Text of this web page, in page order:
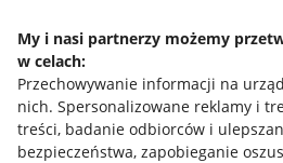
My i nasi partnerzy możemy
w celach:
Przechowywanie informacji na
nich. Spersonalizowane reklamy i
treści, badanie odbiorców i
bezpieczeństwa, zapobieganie
Allegro Gadane dla sprzedających
Allegro Gadane dla kupujących
Mapa miejscowości